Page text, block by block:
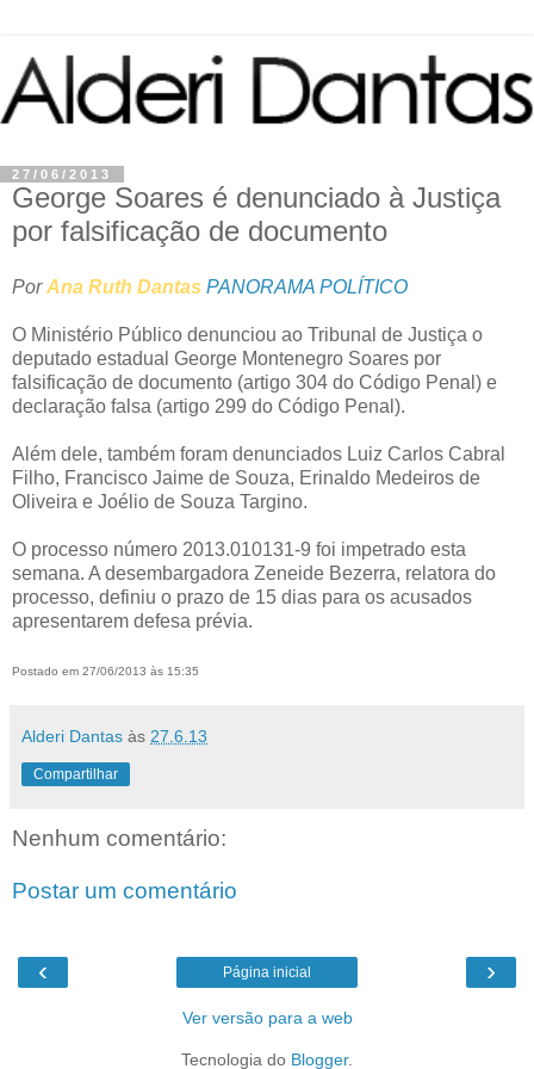
27/06/2013
George Soares é denunciado à Justiça
por falsificação de documento
PorAna Ruth Dantas PANORAMA POLÍTICO
O Ministério Público denunciou ao Tribunal de Justiça o
deputado estadual George Montenegro Soares por
falsificação de documento (artigo 304 do Código Penal) e
declaração falsa (artigo 299 do Código Penal).
Além dele, também foram denunciados Luiz Carlos Cabral
Filho, Francisco Jaime de Souza, Erinaldo Medeiros de
Oliveira e Joélio de Souza Targino.
O processo número 2013.010131-9 foi impetrado esta
semana. A desembargadora Zeneide Bezerra, relatora do
processo, definiu o prazo de 15 dias para os acusados
apresentarem defesa prévia.
Postado em 27/06/2013 às 15:35
Alderi Dantas às 27.6.13
Compartilhar
Nenhum comentário:
Postar um comentário
‹ ›
Página inicial
Ver versão para a web
Tecnologia do Blogger.